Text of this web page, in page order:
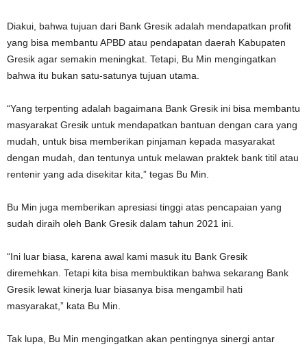
Diakui, bahwa tujuan dari Bank Gresik adalah mendapatkan profit
yang bisa membantu APBD atau pendapatan daerah Kabupaten
Gresik agar semakin meningkat. Tetapi, Bu Min mengingatkan
bahwa itu bukan satu-satunya tujuan utama.
“Yang terpenting adalah bagaimana Bank Gresik ini bisa membantu
masyarakat Gresik untuk mendapatkan bantuan dengan cara yang
mudah, untuk bisa memberikan pinjaman kepada masyarakat
dengan mudah, dan tentunya untuk melawan praktek bank titil atau
rentenir yang ada disekitar kita,” tegas Bu Min.
Bu Min juga memberikan apresiasi tinggi atas pencapaian yang
sudah diraih oleh Bank Gresik dalam tahun 2021 ini.
“Ini luar biasa, karena awal kami masuk itu Bank Gresik
diremehkan. Tetapi kita bisa membuktikan bahwa sekarang Bank
Gresik lewat kinerja luar biasanya bisa mengambil hati
masyarakat,” kata Bu Min.
Tak lupa, Bu Min mengingatkan akan pentingnya sinergi antar